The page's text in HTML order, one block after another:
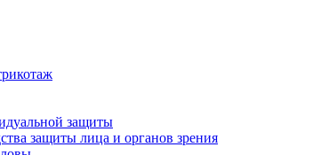
защиты
защиты лица и органов зрения